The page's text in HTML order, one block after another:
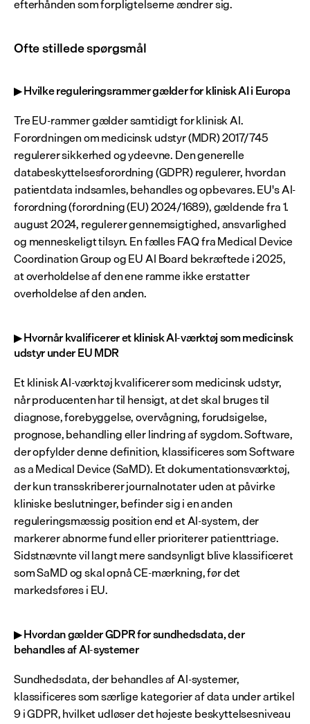
efterhånden som forpligtelserne ændrer sig.
Ofte stillede spørgsmål
▶ Hvilke reguleringsrammer gælder for klinisk AI i Europa
Tre EU-rammer gælder samtidigt for klinisk AI.
Forordningen om medicinsk udstyr (MDR) 2017/745
regulerer sikkerhed og ydeevne. Den generelle
databeskyttelsesforordning (GDPR) regulerer, hvordan
patientdata indsamles, behandles og opbevares. EU's AI-
forordning (forordning (EU) 2024/1689), gældende fra 1.
august 2024, regulerer gennemsigtighed, ansvarlighed
og menneskeligt tilsyn. En fælles FAQ fra Medical Device
Coordination Group og EU AI Board bekræftede i 2025,
at overholdelse af den ene ramme ikke erstatter
overholdelse af den anden.
▶ Hvornår kvalificerer et klinisk AI-værktøj som medicinsk
udstyr under EU MDR
Et klinisk AI-værktøj kvalificerer som medicinsk udstyr,
når producenten har til hensigt, at det skal bruges til
diagnose, forebyggelse, overvågning, forudsigelse,
prognose, behandling eller lindring af sygdom. Software,
der opfylder denne definition, klassificeres som Software
as a Medical Device (SaMD). Et dokumentationsværktøj,
der kun transskriberer journalnotater uden at påvirke
kliniske beslutninger, befinder sig i en anden
reguleringsmæssig position end et AI-system, der
markerer abnorme fund eller prioriterer patienttriage.
Sidstnævnte vil langt mere sandsynligt blive klassificeret
som SaMD og skal opnå CE-mærkning, før det
markedsføres i EU.
▶ Hvordan gælder GDPR for sundhedsdata, der
behandles af AI-systemer
Sundhedsdata, der behandles af AI-systemer,
klassificeres som særlige kategorier af data under artikel
9 i GDPR, hvilket udløser det højeste beskyttelsesniveau